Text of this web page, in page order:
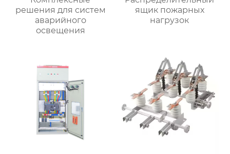
решения для систем
аварийного
освещения
ящик пожарных
нагрузок